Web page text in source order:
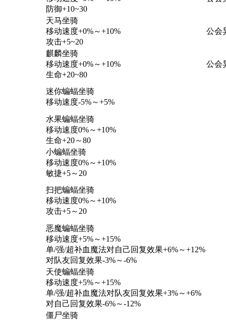
防御+10~30
天马坐骑
移动速度+0%～+10%
攻击+5~20
公会
麒麟坐骑
移动速度+0%～+10%
生命+20~80
公会
迷你蝙蝠坐骑
移动速度-5%～+5%
水果蝙蝠坐骑
移动速度0%～+10%
生命+20～80
小蝙蝠坐骑
移动速度0%～+10%
敏捷+5～20
扫把蝙蝠坐骑
移动速度0%～+10%
攻击+5～20
恶魔蝙蝠坐骑
移动速度+5%～+15%
单/强/超补血魔法对自己回复效果+6%～+12%
对队友回复效果-3%～-6%
天使蝙蝠坐骑
移动速度+5%～+15%
单/强/超补血魔法对队友回复效果+3%～+6%
对自己回复效果-6%～-12%
僵尸坐骑